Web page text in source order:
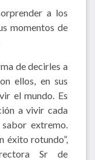
a los
momentos de
de decirles a
ellos, en sus
el mundo. Es
a vivir cada
extremo.
éxito rotundo”,
Sr de